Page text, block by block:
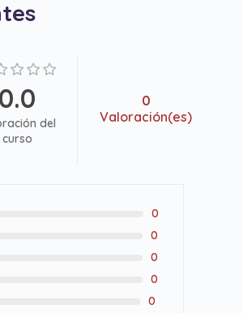
0.0
del
curso
0
Valoración(es)
0
0
0
0
0